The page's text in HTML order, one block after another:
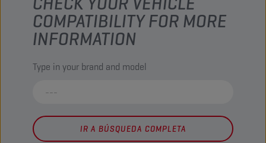
COMPATIBILITY FOR MORE
INFORMATION
Type in your brand and model
IR A BÚSQUEDA COMPLETA